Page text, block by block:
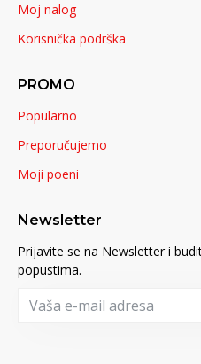
Moj nalog
Korisnička podrška
PROMO
Popularno
Preporučujemo
Moji poeni
Newsletter
Prijavite se na Newsletter i
popustima.